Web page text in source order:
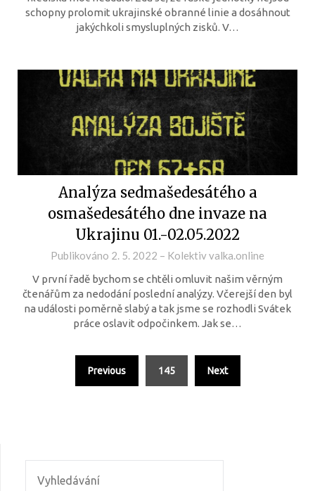
schopny prolomit ukrajinské obranné linie a dosáhnout
jakýchkoli smysluplných zisků. V…
Analýza sedmašedesátého a
osmašedesátého dne invaze na
Ukrajinu 01.-02.05.2022
Publikováno 2. 5. 2022 – Kolektiv valka.online
V první řadě bychom se chtěli omluvit našim věrným
čtenářům za nedodání poslední analýzy. Včerejší den byl
na události poměrně slabý a tak jsme se rozhodli Svátek
práce oslavit odpočinkem. Jak se…
Previous 145 Next